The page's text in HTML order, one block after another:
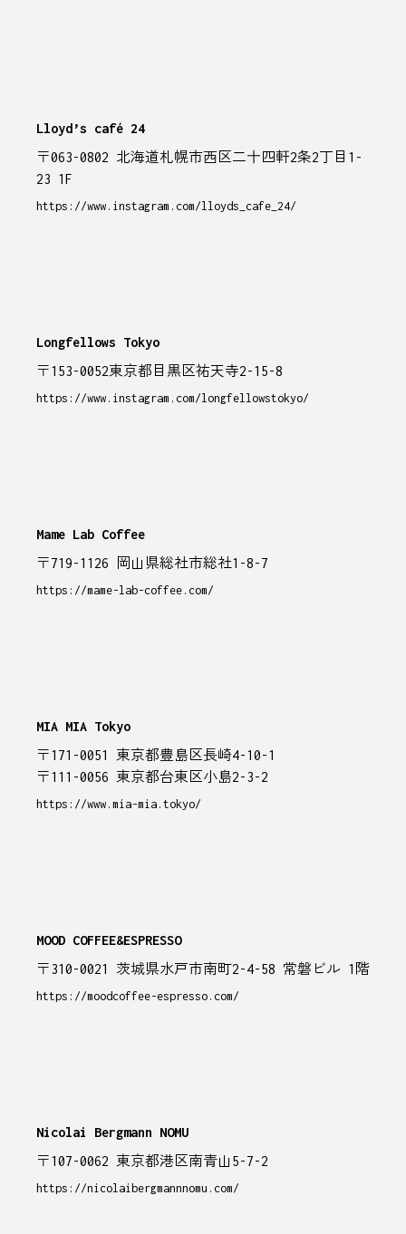
Lloyd’s café 24
〒063-0802 北海道札幌市西区二十四軒2条2丁目1-
23 1F
https://www.instagram.com/lloyds_cafe_24/
Longfellows Tokyo
〒153-0052東京都目黒区祐天寺2-15-8
https://www.instagram.com/longfellowstokyo/
Mame Lab Coffee
〒719-1126 岡山県総社市総社1-8-7
https://mame-lab-coffee.com/
MIA MIA Tokyo
〒171-0051 東京都豊島区長崎4-10-1
〒111-0056 東京都台東区小島2-3-2
https://www.mia-mia.tokyo/
MOOD COFFEE&ESPRESSO
〒310-0021 茨城県水戸市南町2-4-58 常磐ビル 1階
https://moodcoffee-espresso.com/
Nicolai Bergmann NOMU
〒107-0062 東京都港区南青山5-7-2
https://nicolaibergmannnomu.com/